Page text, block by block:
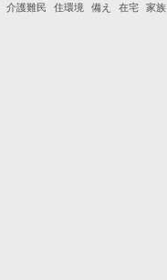
介護難民 住環境 備え 在宅 家族